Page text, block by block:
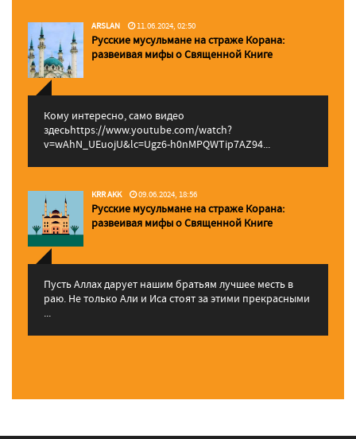
ARSLAN 11.06.2024, 02:50
Русские мусульмане на страже Корана:
pазвеивая мифы о Священной Книге
Кому интересно, само видео
здесьhttps://www.youtube.com/watch?
v=wAhN_UEuojU&lc=Ugz6-h0nMPQWTip7AZ94...
KRR AKK 09.06.2024, 18:56
Русские мусульмане на страже Корана:
pазвеивая мифы о Священной Книге
Пусть Аллах дарует нашим братьям лучшее месть в
раю. Не только Али и Иса стоят за этими прекрасными
...